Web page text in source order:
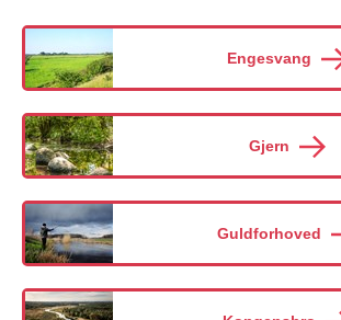
Engesvang
Gjern
Guldforhoved